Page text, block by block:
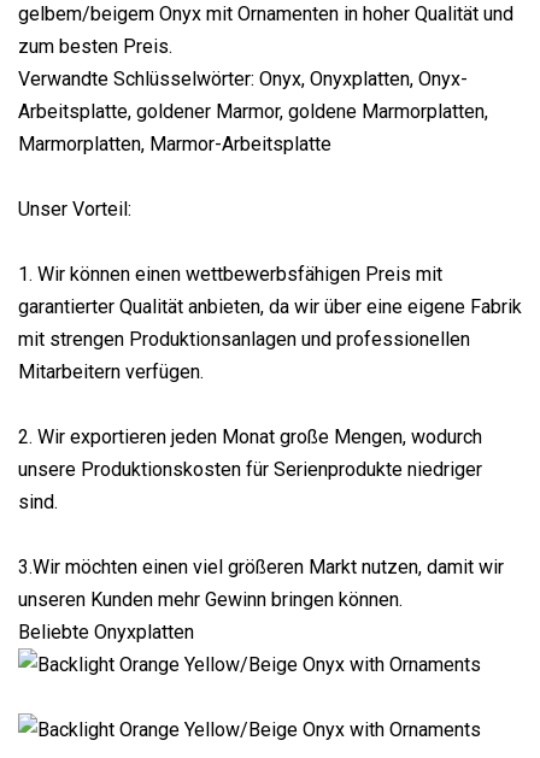
gelbem/beigem Onyx mit Ornamenten in hoher Qualität und
zum besten Preis.
Verwandte Schlüsselwörter: Onyx, Onyxplatten, Onyx-
Arbeitsplatte, goldener Marmor, goldene Marmorplatten,
Marmorplatten, Marmor-Arbeitsplatte
Unser Vorteil:
1. Wir können einen wettbewerbsfähigen Preis mit
garantierter Qualität anbieten, da wir über eine eigene Fabrik
mit strengen Produktionsanlagen und professionellen
Mitarbeitern verfügen.
2. Wir exportieren jeden Monat große Mengen, wodurch
unsere Produktionskosten für Serienprodukte niedriger
sind.
3.Wir möchten einen viel größeren Markt nutzen, damit wir
unseren Kunden mehr Gewinn bringen können.
Beliebte Onyxplatten